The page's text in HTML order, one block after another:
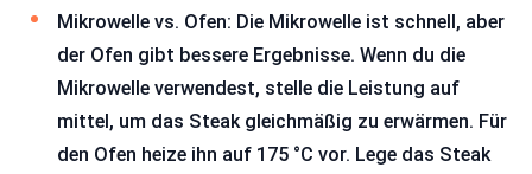
Mikrowelle vs. Ofen: Die Mikrowelle ist schnell, aber
der Ofen gibt bessere Ergebnisse. Wenn du die
Mikrowelle verwendest, stelle die Leistung auf
mittel, um das Steak gleichmäßig zu erwärmen. Für
den Ofen heize ihn auf 175 °C vor. Lege das Steak